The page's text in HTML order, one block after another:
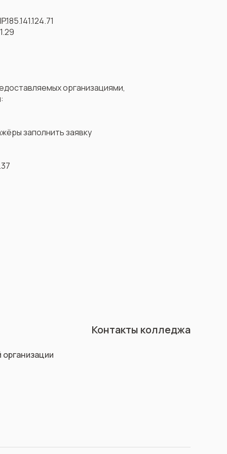
IP.185.141.124.71
организациями,
заполнить заявку
Контакты колледжа